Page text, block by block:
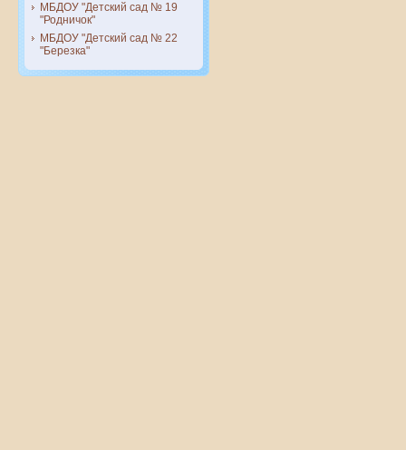
МБДОУ "Детский сад № 19
"Родничок"
МБДОУ "Детский сад № 22
"Березка"